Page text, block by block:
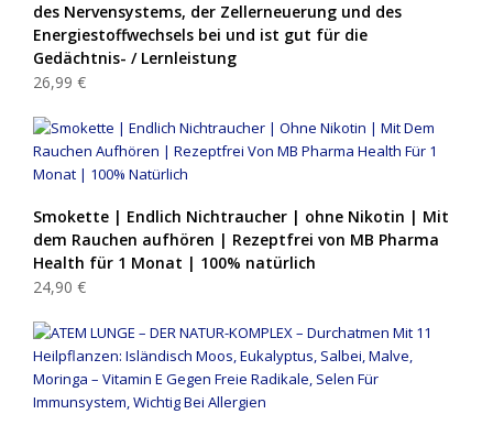
des Nervensystems, der Zellerneuerung und des
Energiestoffwechsels bei und ist gut für die
Gedächtnis- / Lernleistung
26,99 €
Smokette | Endlich Nichtraucher | ohne Nikotin | Mit
dem Rauchen aufhören | Rezeptfrei von MB Pharma
Health für 1 Monat | 100% natürlich
24,90 €